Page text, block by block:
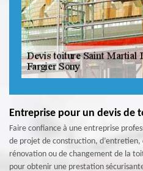
Entreprise pour un devis de
Faire confiance à une entreprise
de projet de construction,
rénovation ou de changement de la
pour obtenir une prestation